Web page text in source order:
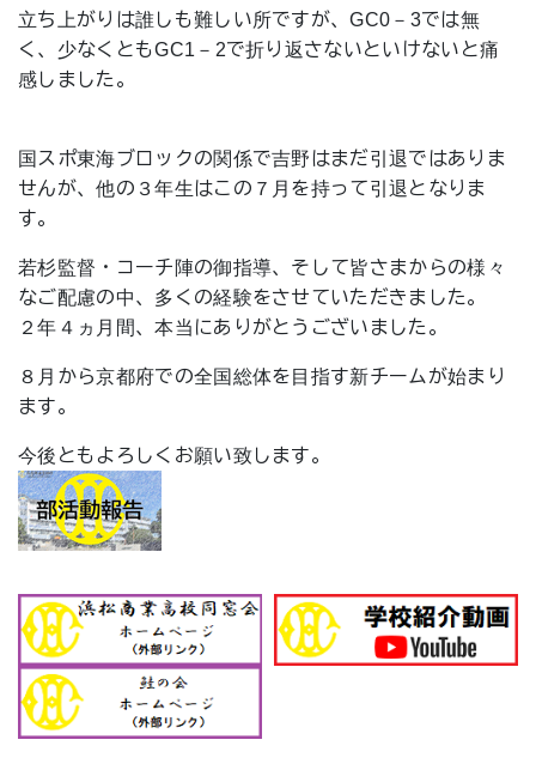
立ち上がりは誰しも難しい所ですが、GC0－3では無
く、少なくともGC1－2で折り返さないといけないと痛
感しました。
国スポ東海ブロックの関係で吉野はまだ引退ではありま
せんが、他の３年生はこの７月を持って引退となりま
す。
若杉監督・コーチ陣の御指導、そして皆さまからの様々
なご配慮の中、多くの経験をさせていただきました。
２年４ヵ月間、本当にありがとうございました。
８月から京都府での全国総体を目指す新チームが始まり
ます。
今後ともよろしくお願い致します。